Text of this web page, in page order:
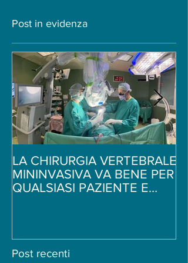
Post in evidenza
LA CHIRURGIA VERTEBRALE
MININVASIVA VA BENE PER
QUALSIASI PAZIENTE E
Post recenti